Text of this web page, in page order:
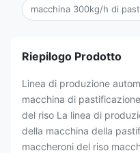
macchina 300kg/h di
Riepilogo Prodotto
Linea di produzione
macchina di
del riso La linea di
della macchina della
maccheroni del riso